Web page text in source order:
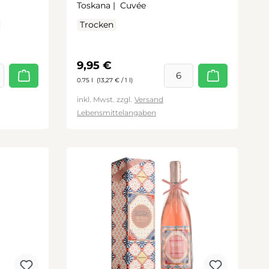
Toskana | Cuvée
Trocken
Regulärer Preis:
9,95 €
0.75 l (13,27 € / 1 l)
inkl. Mwst. zzgl. Versand
Lebensmittelangaben